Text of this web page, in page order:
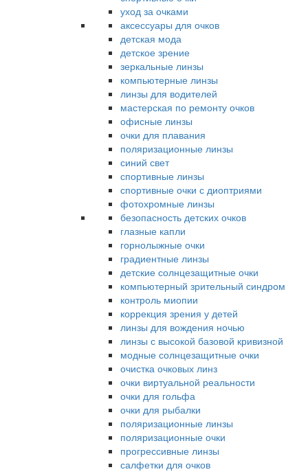
уход за очками
аксессуары для очков
детская мода
детское зрение
зеркальные линзы
компьютерные линзы
линзы для водителей
мастерская по ремонту очков
офисные линзы
очки для плавания
поляризационные линзы
синий свет
спортивные линзы
спортивные очки с диоптриями
фотохромные линзы
безопасность детских очков
глазные капли
горнолыжные очки
градиентные линзы
детские солнцезащитные очки
компьютерный зрительный синдром
контроль миопии
коррекция зрения у детей
линзы для вождения ночью
линзы с высокой базовой кривизной
модные солнцезащитные очки
очистка очковых линз
очки виртуальной реальности
очки для гольфа
очки для рыбалки
поляризационные линзы
поляризационные очки
прогрессивные линзы
салфетки для очков